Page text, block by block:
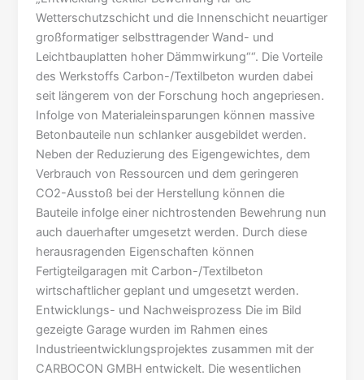
Wetterschutzschicht und die Innenschicht neuartiger
großformatiger selbsttragender Wand- und
Leichtbauplatten hoher Dämmwirkung““. Die Vorteile
des Werkstoffs Carbon-/Textilbeton wurden dabei
seit längerem von der Forschung hoch angepriesen.
Infolge von Materialeinsparungen können massive
Betonbauteile nun schlanker ausgebildet werden.
Neben der Reduzierung des Eigengewichtes, dem
Verbrauch von Ressourcen und dem geringeren
CO2-Ausstoß bei der Herstellung können die
Bauteile infolge einer nichtrostenden Bewehrung nun
auch dauerhafter umgesetzt werden. Durch diese
herausragenden Eigenschaften können
Fertigteilgaragen mit Carbon-/Textilbeton
wirtschaftlicher geplant und umgesetzt werden.
Entwicklungs- und Nachweisprozess Die im Bild
gezeigte Garage wurden im Rahmen eines
Industrieentwicklungsprojektes zusammen mit der
CARBOCON GMBH entwickelt. Die wesentlichen